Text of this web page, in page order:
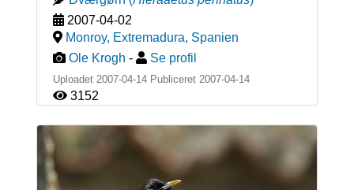
2007-04-02
Monroy, Extremadura, Spanien
Ole Krogh - Se profil
Uploadet 2007-04-14 Publiceret 2007-04-14
3152